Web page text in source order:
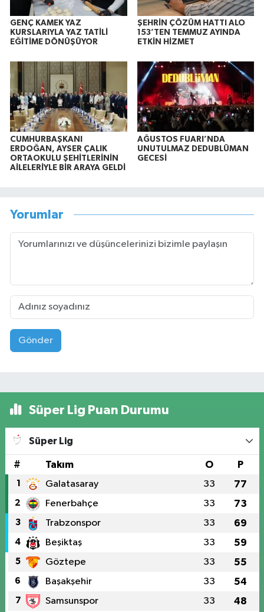
GENÇ KAMEK YAZ
KURSLARIYLA YAZ TATİLİ
EĞİTİME DÖNÜŞÜYOR
ŞEHRİN ÇÖZÜM HATTI ALO
153’TEN TEMMUZ AYINDA
ETKİN HİZMET
CUMHURBAŞKANI
ERDOĞAN, AYSER ÇALIK
ORTAOKULU ŞEHİTLERİNİN
AİLELERİYLE BİR ARAYA GELDİ
AĞUSTOS FUARI’NDA
UNUTULMAZ DEDUBLÜMAN
GECESİ
Yorumlar
Gönder
Süper Lig Puan Durumu
Süper Lig
# Takım O P
1 Galatasaray 33 77
2 Fenerbahçe 33 73
3 Trabzonspor 33 69
4 Beşiktaş 33 59
5 Göztepe 33 55
6 Başakşehir 33 54
7 Samsunspor 33 48